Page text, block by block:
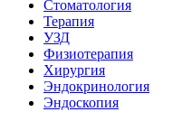
Стоматология
Терапия
УЗД
Физиотерапия
Хирургия
Эндокринология
Эндоскопия